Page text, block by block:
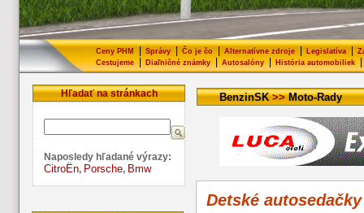
Ceny PHM Správy Čo je čo Alternatívne zdroje Legislatíva
Cestujeme| Diaľničné známky| Autosalóny| História automobiliek|
Hľadať na stránkach
Naposledy hľadané výrazy:
CitroËn, Porsche, Bmw
BenzinSK>>Moto-Rady
Detské autosedačky